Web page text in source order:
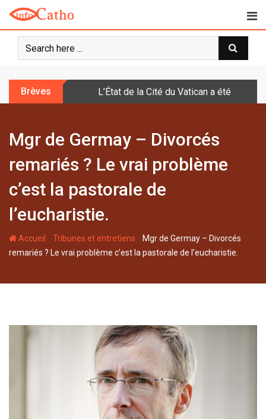
o
Brèves L’État de la Cité du Vatican a été doté
Mgr de Germay – Divorcés
remariés ? Le vrai problème
c’est la pastorale de
l’eucharistie.
Accueil -Tribunes et entretiens - Mgr de Germay – Divorcés
remariés ? Le vrai problème c’est la pastorale de l’eucharistie.